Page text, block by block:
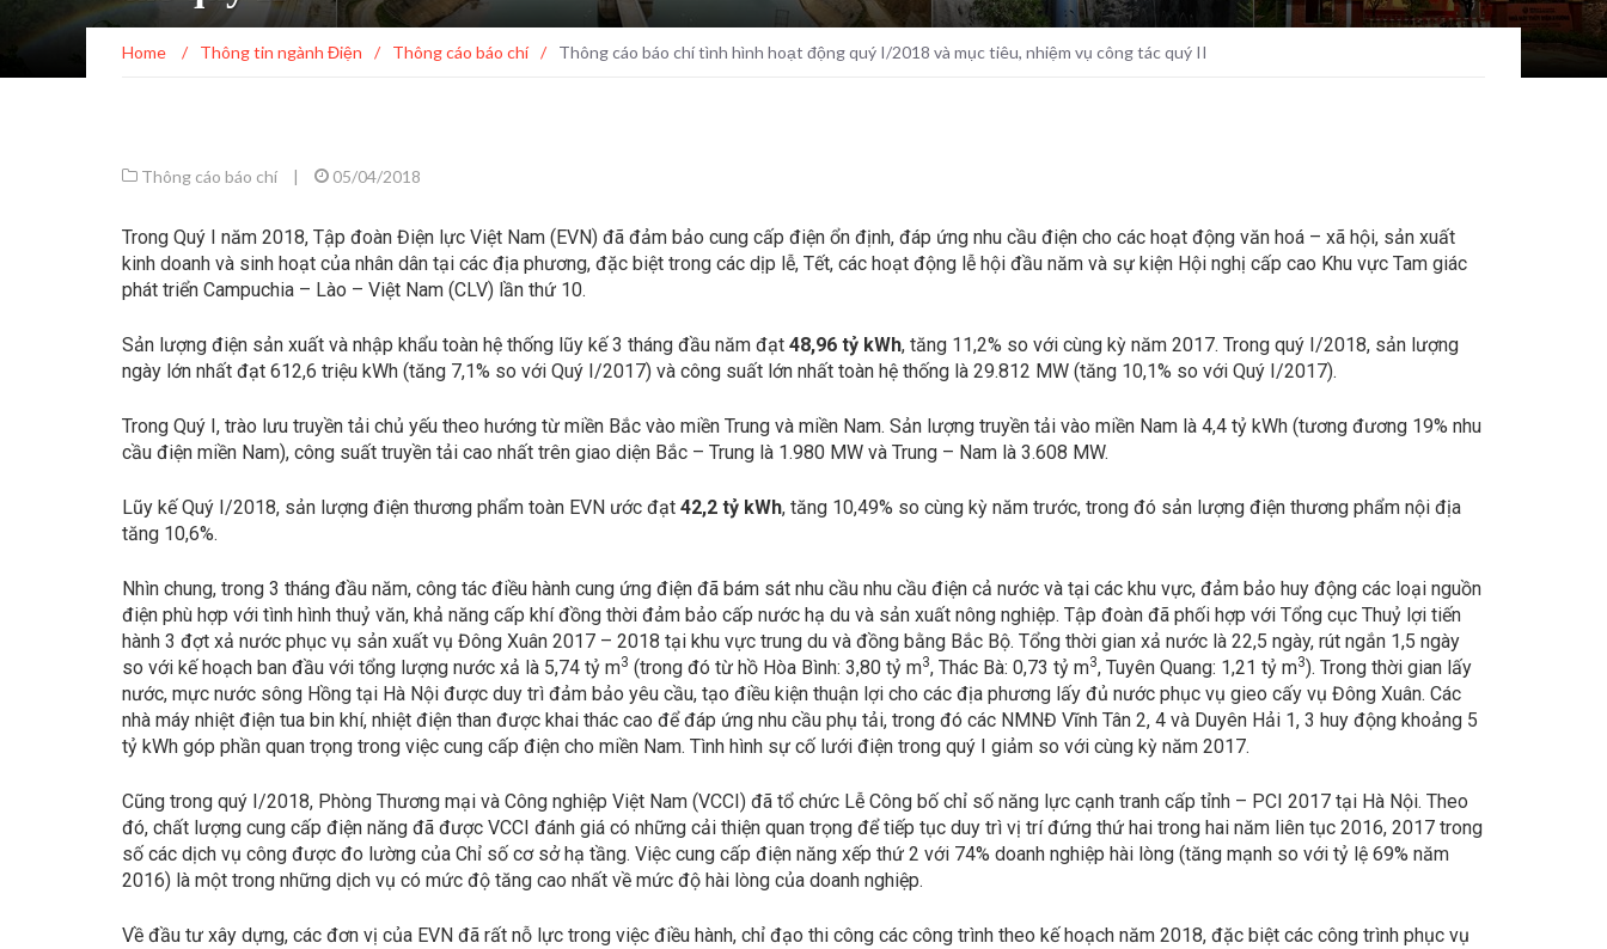
Home / Thông tin ngành Điện / Thông cáo báo chí / Thông cáo báo chí tình hình hoạt động quý I/2018 và mục tiêu, nhiệm vụ công tác quý II
Thông cáo báo chí | 05/04/2018
Trong Quý I năm 2018, Tập đoàn Điện lực Việt Nam (EVN) đã đảm bảo cung cấp điện ổn định, đáp ứng nhu cầu điện cho các hoạt động văn hoá – xã hội, sản xuất
kinh doanh và sinh hoạt của nhân dân tại các địa phương, đặc biệt trong các dịp lễ, Tết, các hoạt động lễ hội đầu năm và sự kiện Hội nghị cấp cao Khu vực Tam giác
phát triển Campuchia – Lào – Việt Nam (CLV) lần thứ 10.
Sản lượng điện sản xuất và nhập khẩu toàn hệ thống lũy kế 3 tháng đầu năm đạt 48,96 tỷ kWh, tăng 11,2% so với cùng kỳ năm 2017. Trong quý I/2018, sản lượng
ngày lớn nhất đạt 612,6 triệu kWh (tăng 7,1% so với Quý I/2017) và công suất lớn nhất toàn hệ thống là 29.812 MW (tăng 10,1% so với Quý I/2017).
Trong Quý I, trào lưu truyền tải chủ yếu theo hướng từ miền Bắc vào miền Trung và miền Nam. Sản lượng truyền tải vào miền Nam là 4,4 tỷ kWh (tương đương 19% nhu
cầu điện miền Nam), công suất truyền tải cao nhất trên giao diện Bắc – Trung là 1.980 MW và Trung – Nam là 3.608 MW.
Lũy kế Quý I/2018, sản lượng điện thương phẩm toàn EVN ước đạt 42,2 tỷ kWh, tăng 10,49% so cùng kỳ năm trước, trong đó sản lượng điện thương phẩm nội địa
tăng 10,6%.
Nhìn chung, trong 3 tháng đầu năm, công tác điều hành cung ứng điện đã bám sát nhu cầu nhu cầu điện cả nước và tại các khu vực, đảm bảo huy động các loại nguồn
điện phù hợp với tình hình thuỷ văn, khả năng cấp khí đồng thời đảm bảo cấp nước hạ du và sản xuất nông nghiệp. Tập đoàn đã phối hợp với Tổng cục Thuỷ lợi tiến
hành 3 đợt xả nước phục vụ sản xuất vụ Đông Xuân 2017 – 2018 tại khu vực trung du và đồng bằng Bắc Bộ. Tổng thời gian xả nước là 22,5 ngày, rút ngắn 1,5 ngày
so với kế hoạch ban đầu với tổng lượng nước xả là 5,74 tỷ m3 (trong đó từ hồ Hòa Bình: 3,80 tỷ m3, Thác Bà: 0,73 tỷ m3, Tuyên Quang: 1,21 tỷ m3). Trong thời gian lấy
nước, mực nước sông Hồng tại Hà Nội được duy trì đảm bảo yêu cầu, tạo điều kiện thuận lợi cho các địa phương lấy đủ nước phục vụ gieo cấy vụ Đông Xuân. Các
nhà máy nhiệt điện tua bin khí, nhiệt điện than được khai thác cao để đáp ứng nhu cầu phụ tải, trong đó các NMNĐ Vĩnh Tân 2, 4 và Duyên Hải 1, 3 huy động khoảng 5
tỷ kWh góp phần quan trọng trong việc cung cấp điện cho miền Nam. Tình hình sự cố lưới điện trong quý I giảm so với cùng kỳ năm 2017.
Cũng trong quý I/2018, Phòng Thương mại và Công nghiệp Việt Nam (VCCI) đã tổ chức Lễ Công bố chỉ số năng lực cạnh tranh cấp tỉnh – PCI 2017 tại Hà Nội. Theo
đó, chất lượng cung cấp điện năng đã được VCCI đánh giá có những cải thiện quan trọng để tiếp tục duy trì vị trí đứng thứ hai trong hai năm liên tục 2016, 2017 trong
số các dịch vụ công được đo lường của Chỉ số cơ sở hạ tầng. Việc cung cấp điện năng xếp thứ 2 với 74% doanh nghiệp hài lòng (tăng mạnh so với tỷ lệ 69% năm
2016) là một trong những dịch vụ có mức độ tăng cao nhất về mức độ hài lòng của doanh nghiệp.
Về đầu tư xây dựng, các đơn vị của EVN đã rất nỗ lực trong việc điều hành, chỉ đạo thi công các công trình theo kế hoạch năm 2018, đặc biệt các công trình phục vụ